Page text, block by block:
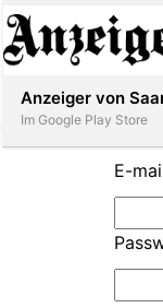
E-
Anzeiger von
Im Google Play Store